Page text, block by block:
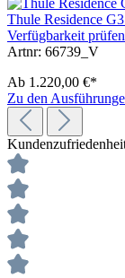
Thule Residence
Verfügbarkeit prüfen
Artnr: 66739_V
Ab 1.220,00 €*
Zu den